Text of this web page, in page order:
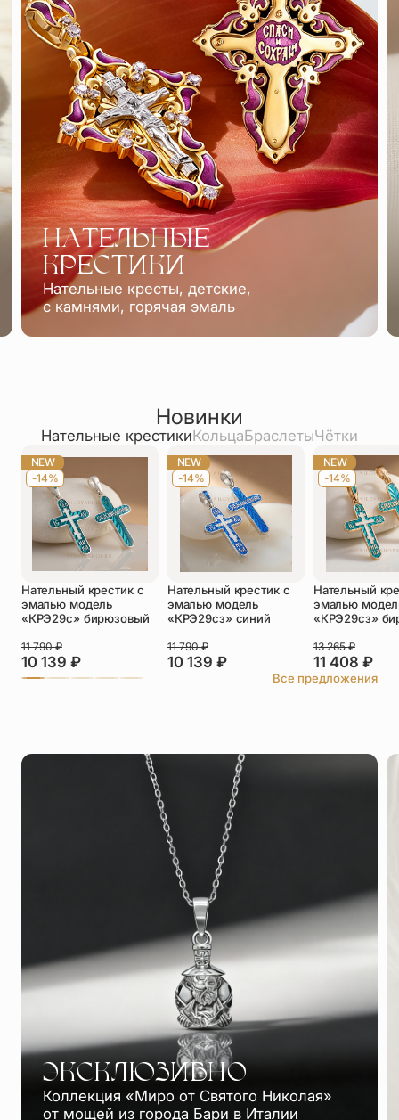
НАТЕЛЬНЫЕ
КРЕСТИКИ
Нательные кресты, детские,
с камнями, горячая эмаль
Новинки
Нательные крестикиКольцаБраслетыЧётки
NEW
-14%
Нательный крестик с
эмалью модель
«КРЭ29с» бирюзовый
10 139 ₽
11 790₽
NEW
-14%
Нательный крестик с
эмалью модель
«КРЭ29сз» синий
10 139 ₽
11 790₽
NEW
-14%
Нательный
эмалью
«КРЭ29сз»
11 408 ₽
13 265₽
Все предложения
ЭКСКЛЮЗИВНО
Коллекция «Миро от Святого Николая»
от мощей из города Бари в Италии